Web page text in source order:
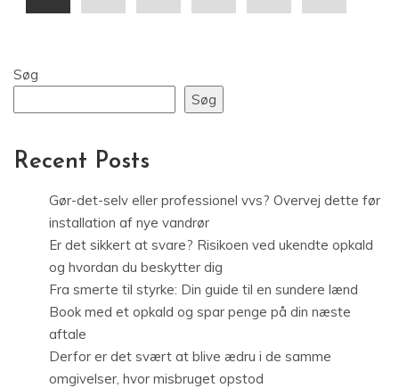
Søg
Søg
Recent Posts
Gør-det-selv eller professionel vvs? Overvej dette før
installation af nye vandrør
Er det sikkert at svare? Risikoen ved ukendte opkald
og hvordan du beskytter dig
Fra smerte til styrke: Din guide til en sundere lænd
Book med et opkald og spar penge på din næste
aftale
Derfor er det svært at blive ædru i de samme
omgivelser, hvor misbruget opstod